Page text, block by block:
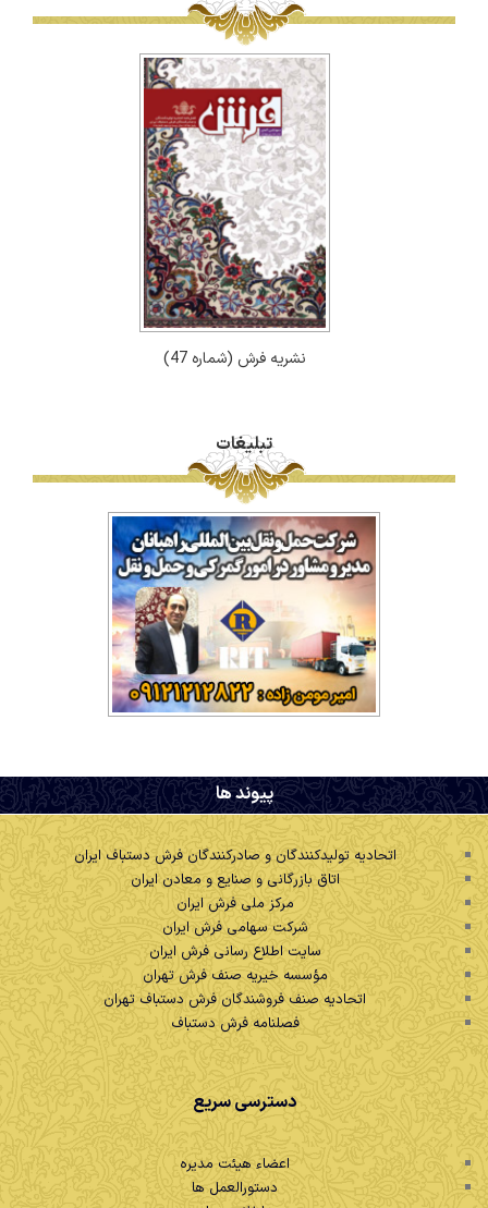
نشریه فرش (شماره 47)
تبلیغات
. پیوند ها
اتحادیه تولیدکنندگان و صادرکنندگان فرش دستباف ایران
اتاق بازرگانی و صنایع و معادن ایران
مرکز ملی فرش ایران
شرکت سهامی فرش ایران
سایت اطلاع رسانی فرش ایران
مؤسسه خیریه صنف فرش تهران
اتحادیه صنف فروشندگان فرش دستباف تهران
فصلنامه فرش دستباف
دسترسی سریع
اعضاء هیئت مدیره
دستورالعمل ها